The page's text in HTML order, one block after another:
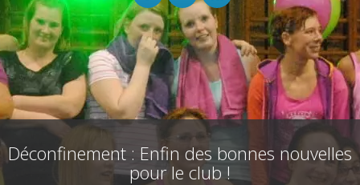
Déconfinement : Enfin des bonnes nouvelles
pour le club !